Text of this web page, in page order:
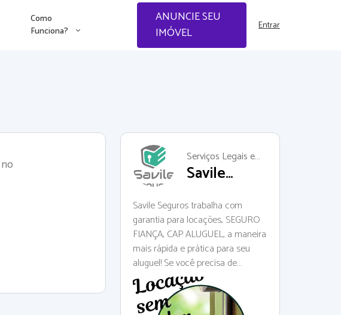
Como
Funciona?
ANUNCIE SEU
IMÓVEL
Entrar
no
Serviços Legais e
Financeiros
Savile
Seguro
fiança e
Cap.
Aluguel
Savile Seguros trabalha com
garantia para locações, SEGURO
FIANÇA, CAP ALUGUEL, a maneira
mais rápida e prática para seu
aluguel! Se você precisa de
FIADOR está aqui a melhor
solução . Consulte-nos 11
940467912 11 957282821